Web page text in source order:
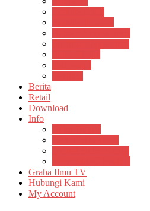
Berita
Retail
Download
Info
Graha Ilmu TV
Hubungi Kami
My Account